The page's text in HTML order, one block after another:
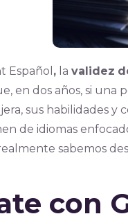
Español , la validez
en dos años, si
sus habilidades y
de idiomas
sabemos
con